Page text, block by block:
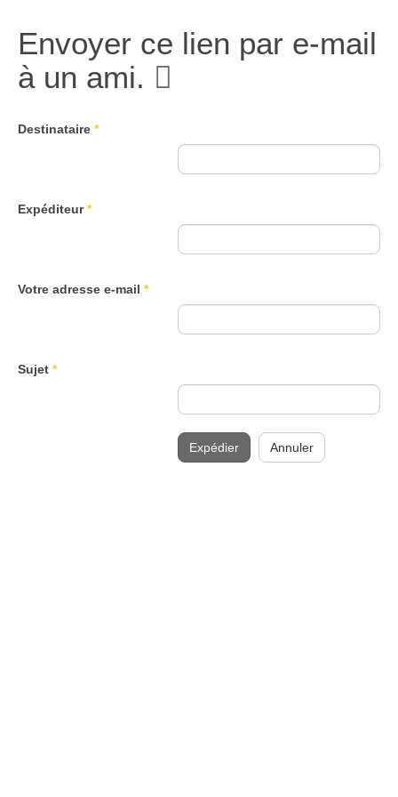
Envoyer ce lien par e-mail
à un ami.
Destinataire *
Expéditeur*
Votre adresse e-mail *
Sujet *
Expédier Annuler